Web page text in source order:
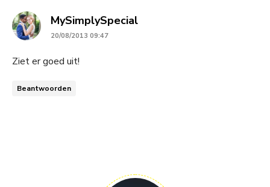
MySimplySpecialsays:
20/08/2013 09:47
Ziet er goed uit!
Beantwoorden